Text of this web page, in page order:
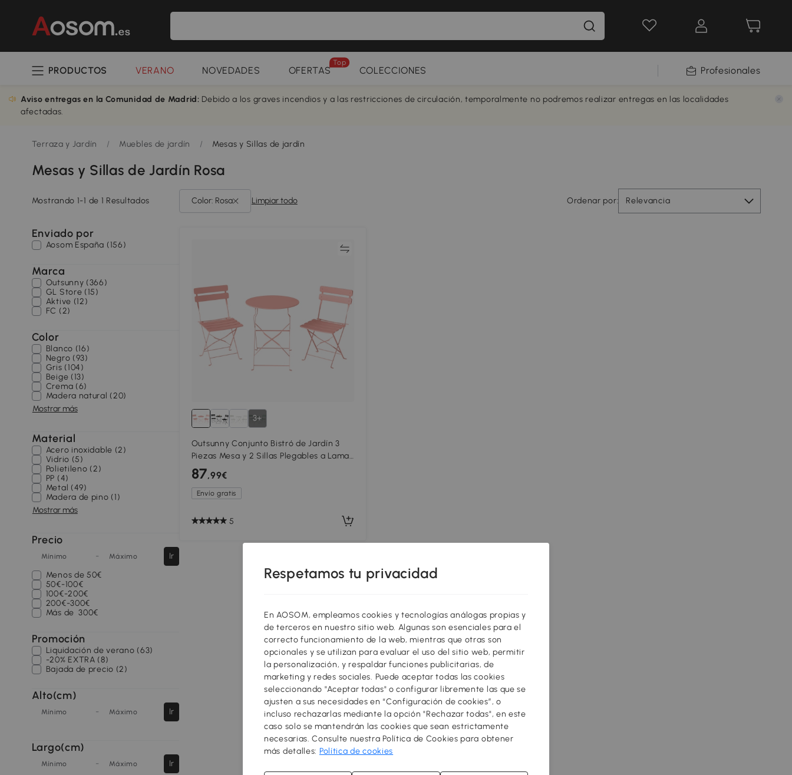
PRODUCTOS VERANO NOVEDADES OFERTAS
Top
COLECCIONES Profesionales
Aviso entregas en la Comunidad de Madrid: Debido a los graves incendios y a las restricciones de circulación, temporalmente no podremos realizar entregas en las localidades
afectadas.
Terraza y Jardín / Muebles de jardín / Mesas y Sillas de jardín
Mesas y Sillas de Jardín Rosa
Mostrando 1-1 de 1 Resultados Ordenar por: Relevancia
Limpiar todo
Color: Rosa
Enviado por
Aosom España (156)
Marca
Outsunny (366)
GL Store (15)
Aktive (12)
FC (2)
Color
Blanco (16)
Negro (93)
Gris (104)
Beige (13)
Crema (6)
Madera natural (20)
Mostrar más
Material
Acero inoxidable (2)
Vidrio (5)
Polietileno (2)
PP (4)
Metal (49)
Madera de pino (1)
Mostrar más
Precio
Mínimo - Máximo
Ir
Menos de50€
50€-100€
100€-200€
200€-300€
Más de300€
Promoción
Liquidación de verano (63)
-20% EXTRA (8)
Bajada de precio (2)
Alto(cm)
Mínimo - Máximo Ir
Largo(cm)
Mínimo - Máximo Ir
3+
Outsunny Conjunto Bistró de Jardín 3
Piezas Mesa y 2 Sillas Plegables a Lamas
Doble Protección Antióxido Rosa
87,99€
Envío gratis
5
Respetamos tu privacidad
En AOSOM, empleamos cookies y tecnologías análogas propias y
de terceros en nuestro sitio web. Algunas son esenciales para el
correcto funcionamiento de la web, mientras que otras son
opcionales y se utilizan para evaluar el uso del sitio web, permitir
la personalización, y respaldar funciones publicitarias, de
marketing y redes sociales. Puede aceptar todas las cookies
seleccionando "Aceptar todas" o configurar libremente las que se
ajusten a sus necesidades en “Configuración de cookies”, o
incluso rechazarlas mediante la opción "Rechazar todas", en este
caso solo se mantendrán las cookies que sean estrictamente
necesarias. Consulte nuestra Política de Cookies para obtener
más detalles: Política de cookies